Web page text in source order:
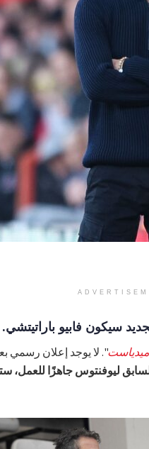
سيكون فابيو باراتيتشي.
". لا يوجد إعلان رسمي
ليوفنتوس جاهزًا للعمل،